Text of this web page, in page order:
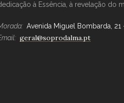
à Essência, à revelação do
Avenida Miguel Bombarda, 21
geral@soprodalma.pt